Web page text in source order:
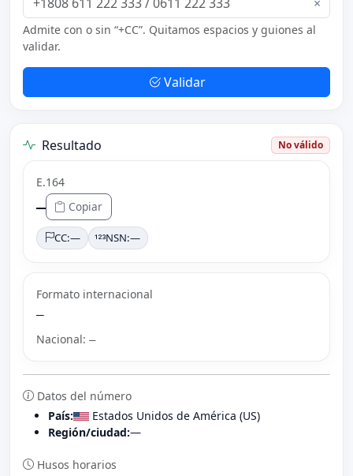
Admite con o sin “+CC”. Quitamos espacios y guiones al
validar.
Validar
Resultado No válido
E.164
— Copiar
CC:— NSN:—
Formato internacional
—
Nacional: —
Datos del número
País:
Estados Unidos de América (US)
Región/ciudad:—
Husos horarios